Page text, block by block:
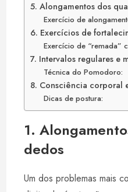
5. Alongamentos dos
Exercício de
6. Exercícios de
Exercício de “remada”
7. Intervalos regulares e
Técnica do Pomodoro:
8. Consciência corporal
Dicas de postura:
1.
dedos
Um dos problemas mais